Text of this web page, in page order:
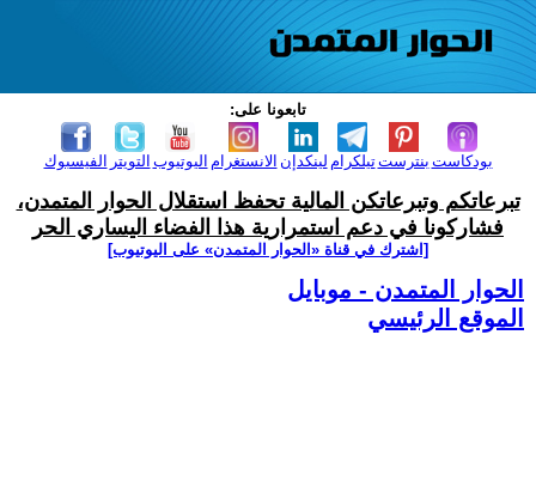
تابعونا على:
الفيسبوك التويتر اليوتيوب الانستغرام لينكدإن تيلكرامبنترست بودكاست
تبرعاتكم وتبرعاتكن المالية تحفظ استقلال الحوار المتمدن،
فشاركونا في دعم استمرارية هذا الفضاء اليساري الحر
[اشترك في قناة ‫«الحوار المتمدن» على اليوتيوب]
الحوار المتمدن - موبايل
الموقع الرئيسي